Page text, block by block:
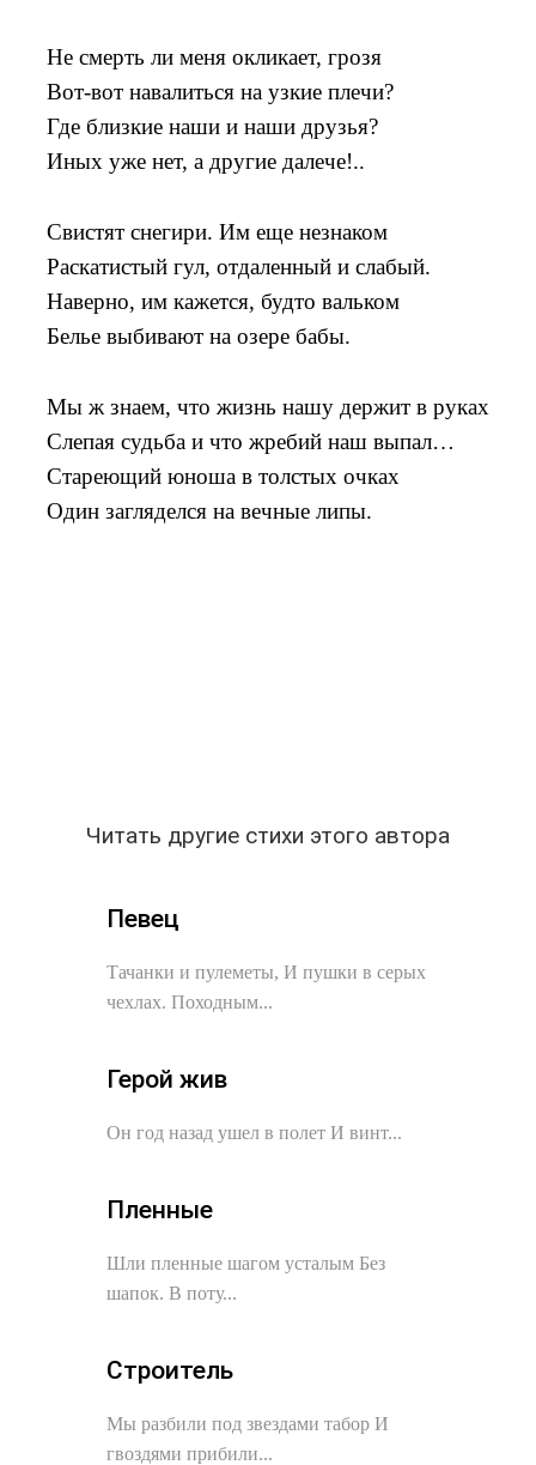
Не смерть ли меня окликает, грозя
Вот-вот навалиться на узкие плечи?
Где близкие наши и наши друзья?
Иных уже нет, а другие далече!..
Свистят снегири. Им еще незнаком
Раскатистый гул, отдаленный и слабый.
Наверно, им кажется, будто вальком
Белье выбивают на озере бабы.
Мы ж знаем, что жизнь нашу держит в руках
Слепая судьба и что жребий наш выпал…
Стареющий юноша в толстых очках
Один загляделся на вечные липы.
Читать другие стихи этого автора
Певец
Тачанки и пулеметы, И пушки в серых
чехлах. Походным...
Герой жив
Он год назад ушел в полет И винт...
Пленные
Шли пленные шагом усталым Без
шапок. В поту...
Строитель
Мы разбили под звездами табор И
гвоздями прибили...